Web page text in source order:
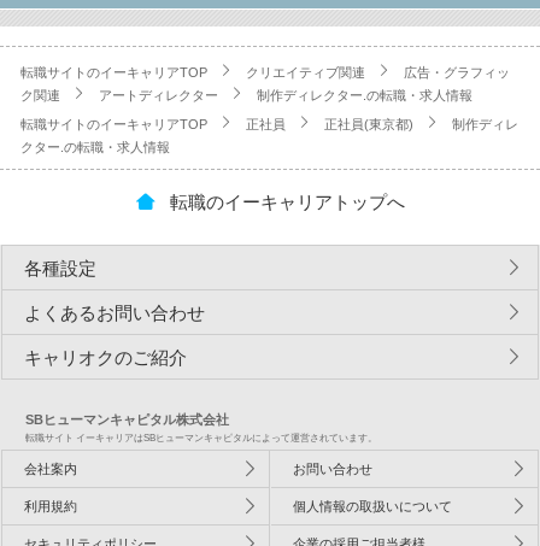
転職サイトのイーキャリアTOP クリエイティブ関連
広告・グラフィッ
ク関連
アートディレクター 制作ディレクター.の転職・求人情報
転職サイトのイーキャリアTOP 正社員 正社員(東京都)
制作ディレ
クター.の転職・求人情報
転職のイーキャリアトップへ
各種設定
よくあるお問い合わせ
キャリオクのご紹介
SBヒューマンキャピタル株式会社
転職サイト イーキャリアはSBヒューマンキャピタルによって運営されています。
会社案内 お問い合わせ
利用規約 個人情報の取扱いについて